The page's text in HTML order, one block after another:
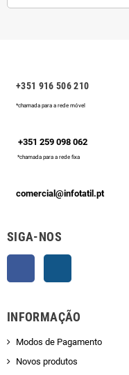
+351 916 506 210
*chamada para a rede móvel
+351 259 098 062
*chamada para a rede fixa
comercial@infotatil.pt
SIGA-NOS
Facebook
INFORMAÇÃO
Modos de Pagamento
Novos produtos